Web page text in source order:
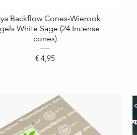
Snel overzicht
Backflow Cones-Wierook
White Sage (24 Incense
cones)
Prijs
€ 4,95